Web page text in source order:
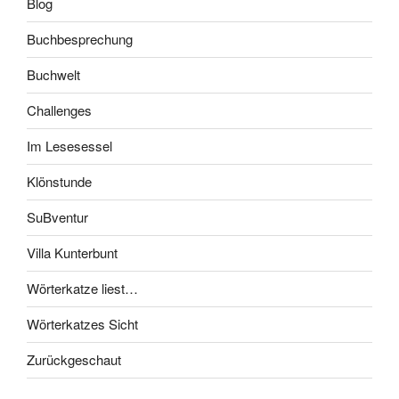
Buchbesprechung
Buchwelt
Challenges
Im Lesesessel
Klönstunde
SuBventur
Villa Kunterbunt
Wörterkatze liest…
Wörterkatzes Sicht
Zurückgeschaut